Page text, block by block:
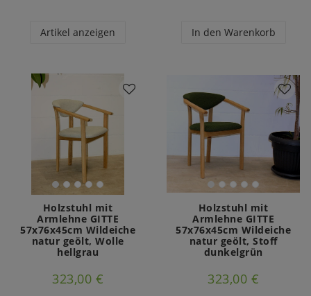
Artikel anzeigen In den Warenkorb
Holzstuhl mit
Armlehne GITTE
57x76x45cm Wildeiche
natur geölt, Wolle
hellgrau
323,00 €
Holzstuhl mit
Armlehne GITTE
57x76x45cm Wildeiche
natur geölt, Stoff
dunkelgrün
323,00 €